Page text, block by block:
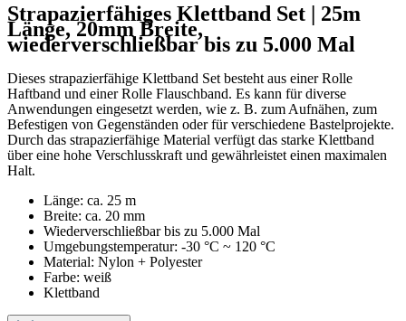
Strapazierfähiges Klettband Set | 25m
Länge, 20mm Breite,
wiederverschließbar bis zu 5.000 Mal
Dieses strapazierfähige Klettband Set besteht aus einer Rolle
Haftband und einer Rolle Flauschband. Es kann für diverse
Anwendungen eingesetzt werden, wie z. B. zum Aufnähen, zum
Befestigen von Gegenständen oder für verschiedene Bastelprojekte.
Durch das strapazierfähige Material verfügt das starke Klettband
über eine hohe Verschlusskraft und gewährleistet einen maximalen
Halt.
Länge: ca. 25 m
Breite: ca. 20 mm
Wiederverschließbar bis zu 5.000 Mal
Umgebungstemperatur: -30 °C ~ 120 °C
Material: Nylon + Polyester
Farbe: weiß
Klettband